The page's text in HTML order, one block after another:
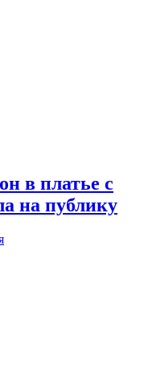
в платье с
на публику